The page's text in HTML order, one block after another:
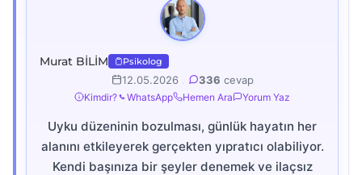
Murat BİLİM Psikolog
12.05.2026 336 cevap
Kimdir? WhatsApp Hemen Ara Yorum Yaz
Uyku düzeninin bozulması, günlük hayatın her
alanını etkileyerek gerçekten yıpratıcı olabiliyor.
Kendi başınıza bir şeyler denemek ve ilaçsız